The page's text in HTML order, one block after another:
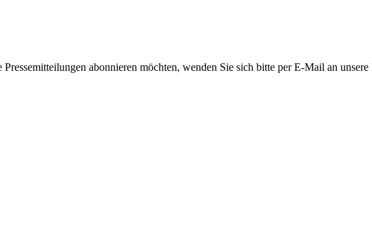
Pressemitteilungen abonnieren möchten, wenden Sie sich bitte per E-Mail an unsere